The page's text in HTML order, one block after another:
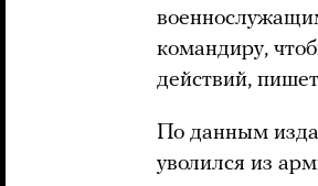
командиру,
действий,
По данным
уволился из